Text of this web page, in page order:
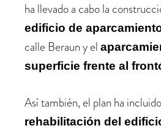
ha llevado a cabo la
edificio de
calle Beraun y el
superficie frente al
Así también, el plan ha
rehabilitación del